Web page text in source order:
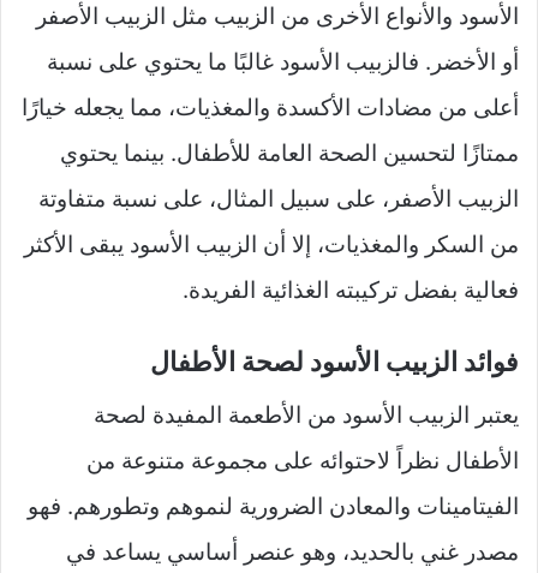
الأسود والأنواع الأخرى من الزبيب مثل الزبيب الأصفر
أو الأخضر. فالزبيب الأسود غالبًا ما يحتوي على نسبة
أعلى من مضادات الأكسدة والمغذيات، مما يجعله خيارًا
ممتازًا لتحسين الصحة العامة للأطفال. بينما يحتوي
الزبيب الأصفر، على سبيل المثال، على نسبة متفاوتة
من السكر والمغذيات، إلا أن الزبيب الأسود يبقى الأكثر
فعالية بفضل تركيبته الغذائية الفريدة.
فوائد الزبيب الأسود لصحة الأطفال
يعتبر الزبيب الأسود من الأطعمة المفيدة لصحة
الأطفال نظراً لاحتوائه على مجموعة متنوعة من
الفيتامينات والمعادن الضرورية لنموهم وتطورهم. فهو
مصدر غني بالحديد، وهو عنصر أساسي يساعد في